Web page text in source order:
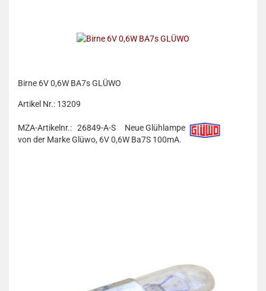
Birne 6V 0,6W BA7s GLÜWO
Artikel Nr.: 13209
MZA-Artikelnr.: 26849-A-S
Neue Glühlampe
von der Marke Glüwo, 6V 0,6W Ba7S 100mA.